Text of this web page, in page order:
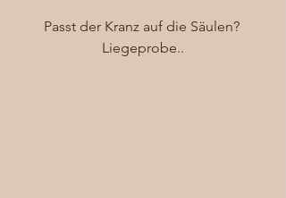
Passt der Kranz auf die Säulen?
Liegeprobe..